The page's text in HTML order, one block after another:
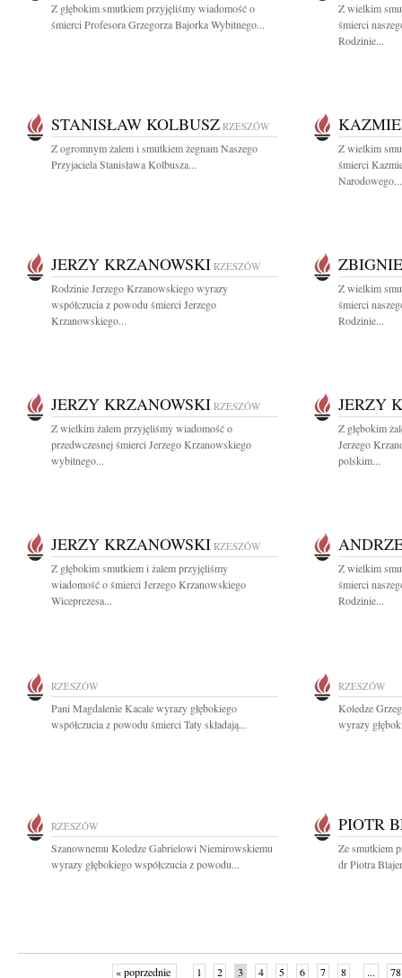
Z głębokim smutkiem przyjęliśmy wiadomość o
śmierci Profesora Grzegorza Bajorka Wybitnego...
Z wielkim
śmierci
Rodzinie...
STANISŁAW KOLBUSZ RZESZÓW
Z ogromnym żalem i smutkiem żegnam Naszego
Przyjaciela Stanisława Kolbusza...
Z wielkim
śmierci
Narodowego...
JERZY KRZANOWSKI RZESZÓW
Rodzinie Jerzego Krzanowskiego wyrazy
współczucia z powodu śmierci Jerzego
Krzanowskiego...
Z wielkim
śmierci
Rodzinie...
JERZY KRZANOWSKI RZESZÓW
Z wielkim żalem przyjęliśmy wiadomość o
przedwczesnej śmierci Jerzego Krzanowskiego
wybitnego...
JERZY
Z głębokim
Jerzego
polskim...
JERZY KRZANOWSKI RZESZÓW
Z głębokim smutkiem i żalem przyjęliśmy
wiadomość o śmierci Jerzego Krzanowskiego
Wiceprezesa...
Z wielkim
śmierci
Rodzinie...
RZESZÓW
Pani Magdalenie Kacale wyrazy głębokiego
współczucia z powodu śmierci Taty składają...
RZESZÓW
Koledze
wyrazy
RZESZÓW
Szanownemu Koledze Gabrielowi Niemirowskiemu
wyrazy głębokiego współczucia z powodu...
PIOTR
Ze smutkiem
dr Piotra
« poprzednie 1 2 3 4 5 6 7 8 ... 78